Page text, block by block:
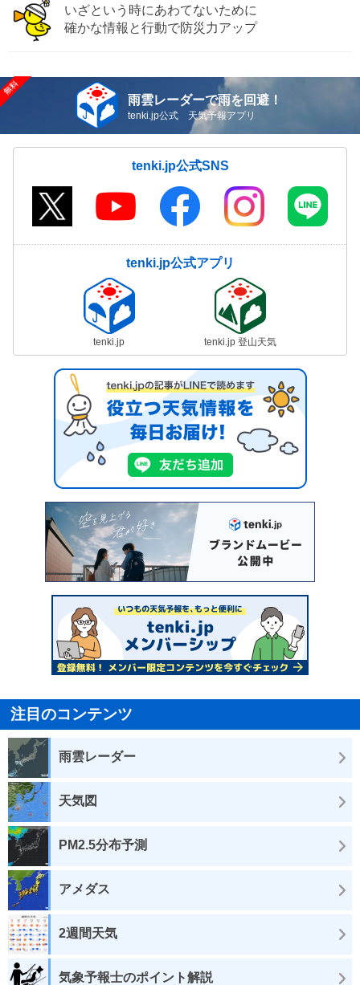
いざという時にあわてないために
確かな情報と行動で防災力アップ
雨雲レーダーで雨を回避！
tenki.jp公式 天気予報アプリ
tenki.jp公式SNS
tenki.jp公式アプリ
tenki.jp tenki.jp 登山天気
注目のコンテンツ
雨雲レーダー
天気図
PM2.5分布予測
アメダス
2週間天気
気象予報士のポイント解説